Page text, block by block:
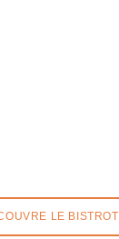
LE BISTROT